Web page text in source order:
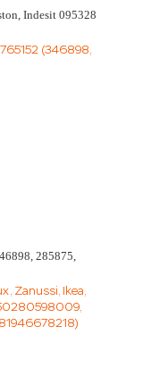
Indesit 095328
285875,